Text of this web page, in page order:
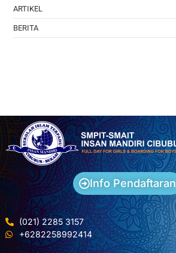
ARTIKEL
BERITA
Info Pendaftaran
(021) 2285 3157
+6282258992414